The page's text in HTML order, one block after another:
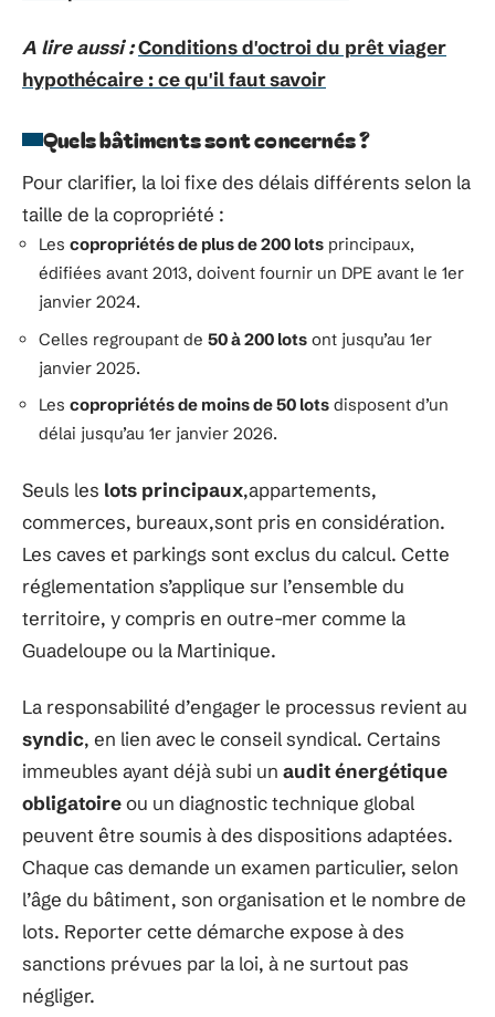
A lire aussi :Conditions d'octroi du prêt viager
hypothécaire : ce qu'il faut savoir
Quels bâtiments sont concernés ?
Pour clarifier, la loi fixe des délais différents selon la
taille de la copropriété :
Les copropriétés de plus de 200 lots principaux,
édifiées avant 2013, doivent fournir un DPE avant le 1er
janvier 2024.
Celles regroupant de 50 à 200 lots ont jusqu’au 1er
janvier 2025.
Les copropriétés de moins de 50 lots disposent d’un
délai jusqu’au 1er janvier 2026.
Seuls les lots principaux,appartements,
commerces, bureaux,sont pris en considération.
Les caves et parkings sont exclus du calcul. Cette
réglementation s’applique sur l’ensemble du
territoire, y compris en outre-mer comme la
Guadeloupe ou la Martinique.
La responsabilité d’engager le processus revient au
syndic, en lien avec le conseil syndical. Certains
immeubles ayant déjà subi un audit énergétique
obligatoireou un diagnostic technique global
peuvent être soumis à des dispositions adaptées.
Chaque cas demande un examen particulier, selon
l’âge du bâtiment, son organisation et le nombre de
lots. Reporter cette démarche expose à des
sanctions prévues par la loi, à ne surtout pas
négliger.